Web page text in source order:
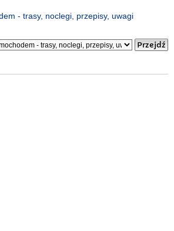
- trasy, noclegi, przepisy, uwagi